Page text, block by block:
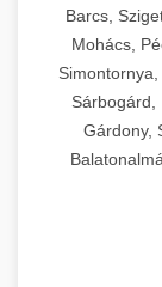
📦
🎁
Ipari
Barcs,
Mohács,
Sárbogárd,
Gárdony,